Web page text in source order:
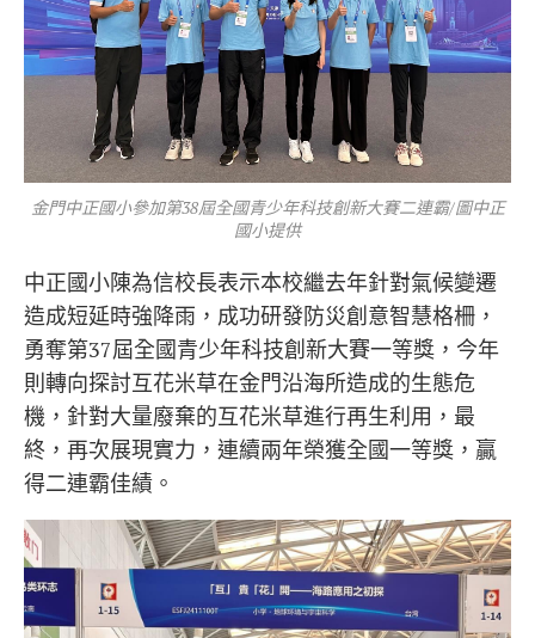
金門中正國小參加第38屆全國青少年科技創新大賽二連霸/圖中正
國小提供
中正國小陳為信校長表示本校繼去年針對氣候變遷
造成短延時強降雨，成功研發防災創意智慧格柵，
勇奪第37屆全國青少年科技創新大賽一等獎，今年
則轉向探討互花米草在金門沿海所造成的生態危
機，針對大量廢棄的互花米草進行再生利用，最
終，再次展現實力，連續兩年榮獲全國一等獎，贏
得二連霸佳績。